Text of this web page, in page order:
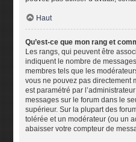
Haut
Qu’est-ce que mon rang et
Les rangs, qui peuvent être
indiquent le nombre de
membres tels que les
vous ne pouvez pas directement
est paramétré par
messages sur le forum dans le
supérieur. Sur la plupart des
tolérée et un modérateur (ou un
abaisser votre compteur de